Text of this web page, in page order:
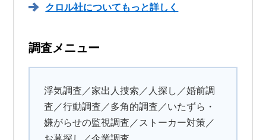
クロル社についてもっと詳しく
調査メニュー
浮気調査／家出人捜索／人探し／婚前調
査／行動調査／多角的調査／いたずら・
嫌がらせの監視調査／ストーカー対策／